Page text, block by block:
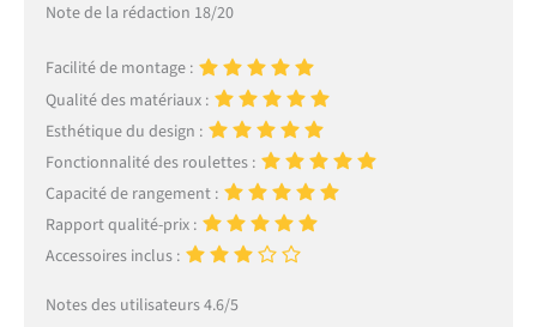
Note de la rédaction 18/20
Facilité de montage :
Qualité des matériaux :
Esthétique du design :
Fonctionnalité des roulettes :
Capacité de rangement :
Rapport qualité-prix :
Accessoires inclus :
Notes des utilisateurs 4.6/5